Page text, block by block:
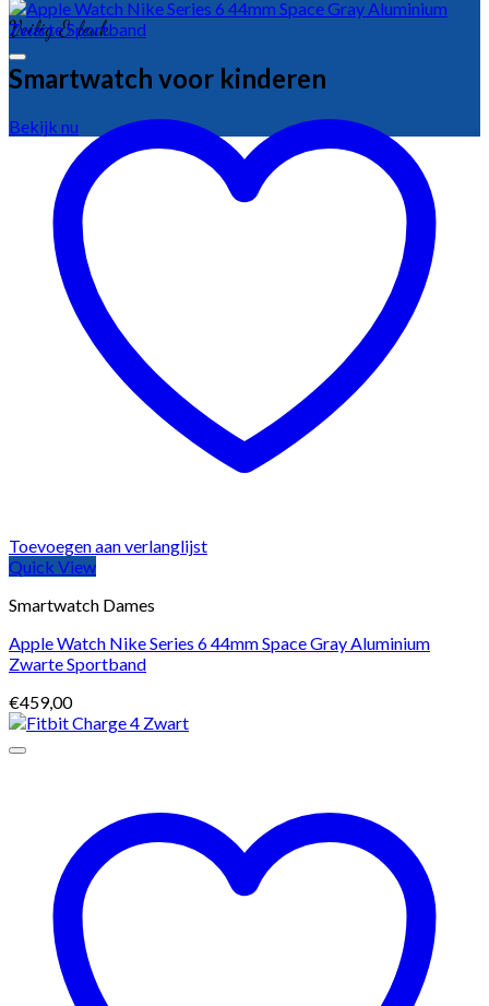
Veilig & leuk
Smartwatch voor kinderen
Bekijk nu
Toevoegen aan verlanglijst
Quick View
Smartwatch Dames
Apple Watch Nike Series 6 44mm Space Gray Aluminium
Zwarte Sportband
€459,00